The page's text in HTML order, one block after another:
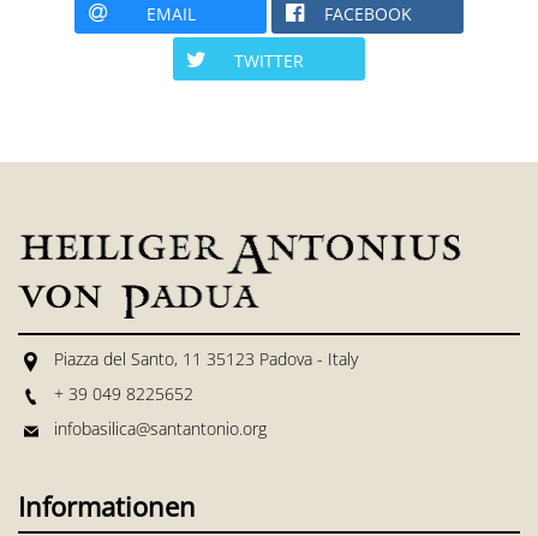
EMAIL FACEBOOK
TWITTER
Piazza del Santo, 11 35123 Padova - Italy
+ 39 049 8225652
infobasilica@santantonio.org
Informationen